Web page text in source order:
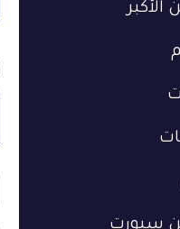
الأكبر
سبورت